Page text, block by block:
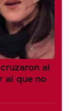
al
al que no